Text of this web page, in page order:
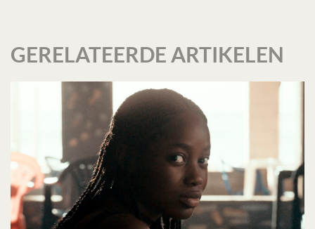
GERELATEERDE ARTIKELEN